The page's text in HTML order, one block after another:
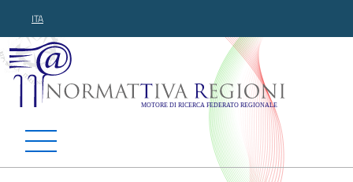
ITA
Normattiva Regioni -